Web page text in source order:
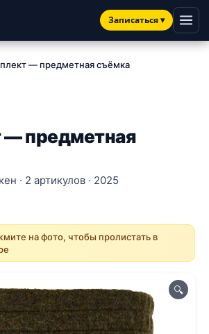
Записаться▾
— предметная съёмка
— предметная
· 2 артикулов · 2025
на фото, чтобы пролистать в
🔍